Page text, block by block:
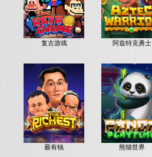
复古游戏 阿兹特克勇士
最有钱 熊猫世界